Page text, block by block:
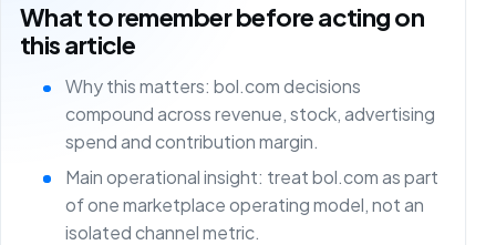
What to remember before acting on
this article
Why this matters: bol.com decisions
compound across revenue, stock, advertising
spend and contribution margin.
Main operational insight: treat bol.com as part
of one marketplace operating model, not an
isolated channel metric.